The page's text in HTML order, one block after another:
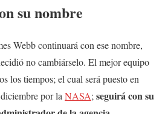
su nombre
Webb continuará con ese nombre,
no cambiárselo. El mejor equipo
los tiempos; el cual será puesto en
por laNASA;seguirá con su